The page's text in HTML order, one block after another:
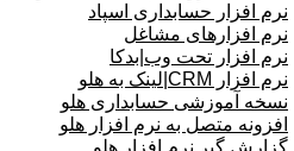
نرم افزار حسابداری اسپاد
نرم افزارهای مشاغل
نرم افزار تحت وب|بدکا
نرم افزار CRM|لینک به هلو
نسخه آموزشی حسابداری هلو
افزونه متصل به نرم افزار هلو
گزارش گیر نرم افزار هلو